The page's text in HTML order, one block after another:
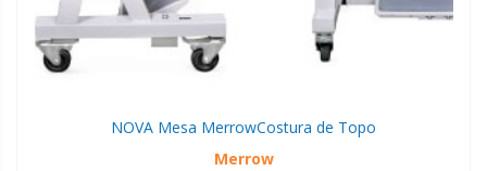
NOVA Mesa MerrowCostura de Topo
Merrow